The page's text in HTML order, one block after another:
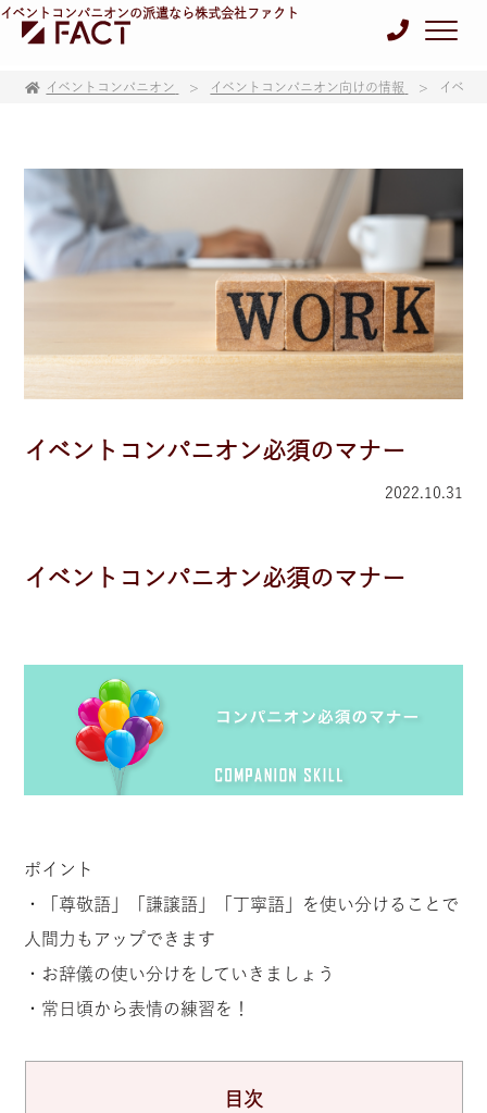
イベントコンパニオンの派遣なら株式会社ファクト
イベントコンパニオン イベントコンパニオン向けの情報 イベン
イベントコンパニオン必須のマナー
2022.10.31
イベントコンパニオン必須のマナー
ポイント
・「尊敬語」「謙譲語」「丁寧語」を使い分けることで
人間力もアップできます
・お辞儀の使い分けをしていきましょう
・常日頃から表情の練習を！
目次